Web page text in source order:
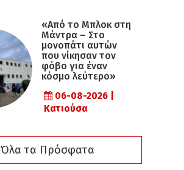
«Από το Μπλοκ στη
Μάντρα – Στο
μονοπάτι αυτών
που νίκησαν τον
φόβο για έναν
κόσμο λεύτερο»
06-08-2026 |
Κατιούσα
Όλα τα Πρόσφατα